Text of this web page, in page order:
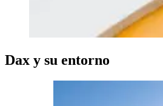
Dax y su entorno